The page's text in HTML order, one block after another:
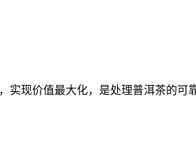
现价值最大化，是处理普洱茶的可